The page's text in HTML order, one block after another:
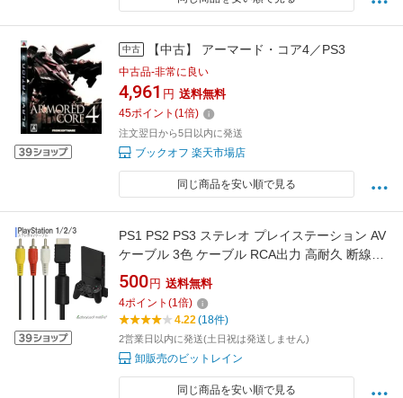
中古 【中古】 アーマード・コア4／PS3
中古品-非常に良い
4,961 円 送料無料
45ポイント (1倍)
注文翌日から5日以内に発送
ブックオフ 楽天市場店
同じ商品を安い順で見る
PS1 PS2 PS3 ステレオ プレイステーション AV
ケーブル 3色 ケーブル RCA出力 高耐久 断線防
止 出力 TV 映像 1.8m
500 円 送料無料
4ポイント (1倍)
4.22(18件)
2営業日以内に発送(土日祝は発送しません)
卸販売のビットレイン
同じ商品を安い順で見る